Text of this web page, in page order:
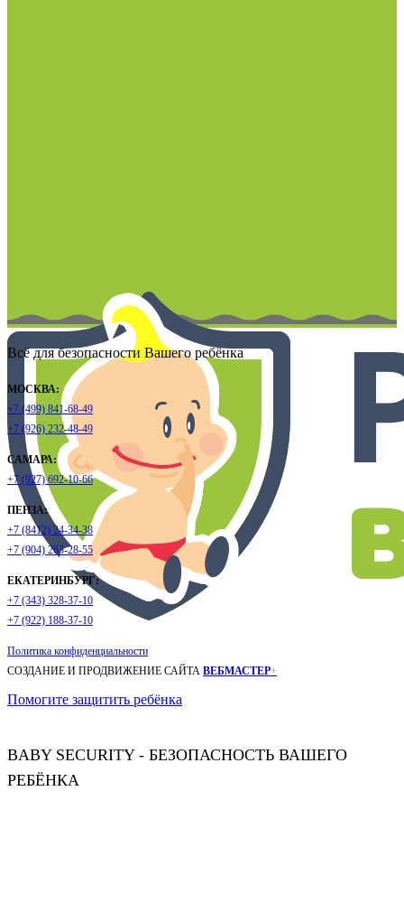
Всё для безопасности Вашего ребёнка
МОСКВА:
+7 (499) 841-68-49
+7 (926) 232-48-49
САМАРА:
+7 (927) 692-10-66
ПЕНЗА:
+7 (8412) 24-34-38
+7 (904) 263-28-55
ЕКАТЕРИНБУРГ:
+7 (343) 328-37-10
+7 (922) 188-37-10
Политика конфиденциальности
СОЗДАНИЕ И ПРОДВИЖЕНИЕ САЙТА ВЕБМАСТЕР+
Помогите защитить ребёнка
BABY SECURITY - БЕЗОПАСНОСТЬ ВАШЕГО
РЕБЁНКА